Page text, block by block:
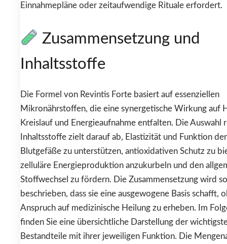
Einnahmepläne oder zeitaufwendige Rituale erfordert.
Zusammensetzung und
Inhaltsstoffe
Die Formel von Revintis Forte basiert auf essenziellen
Mikronährstoffen, die eine synergetische Wirkung auf
Kreislauf und Energieaufnahme entfalten. Die Auswahl
Inhaltsstoffe zielt darauf ab, Elastizität und Funktion der
Blutgefäße zu unterstützen, antioxidativen Schutz zu
zelluläre Energieproduktion anzukurbeln und den
Stoffwechsel zu fördern. Die Zusammensetzung wird so
beschrieben, dass sie eine ausgewogene Basis schafft,
Anspruch auf medizinische Heilung zu erheben. Im
finden Sie eine übersichtliche Darstellung der
Bestandteile mit ihrer jeweiligen Funktion. Die